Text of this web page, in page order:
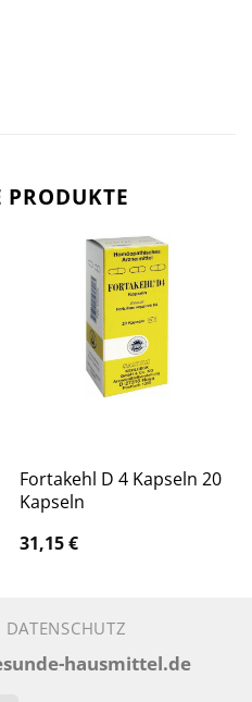
Fortakehl D 4 Kapseln 20
Kapseln
31,15€
DATENSCHUTZ
hausmittel.de